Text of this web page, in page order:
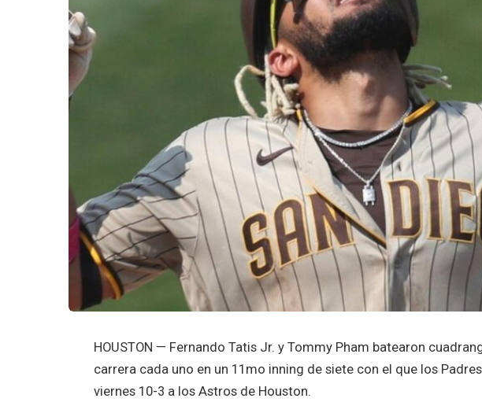
HOUSTON — Fernando Tatis Jr. y Tommy Pham batearon
carrera cada uno en un 11mo inning de siete con el que los
viernes 10-3 a los Astros de Houston.